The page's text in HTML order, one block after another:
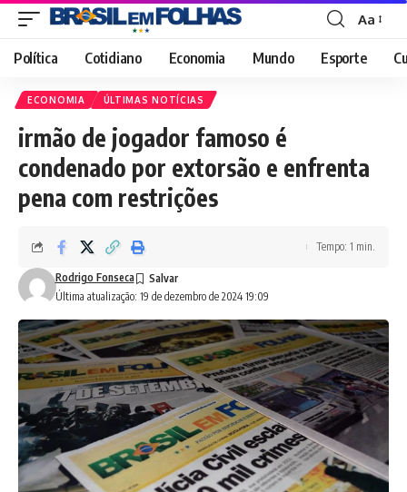
Font
Resizer
Aa
Política Cotidiano Economia Mundo Esporte
ECONOMIA ÚLTIMAS NOTÍCIAS
irmão de jogador famoso é
condenado por extorsão e enfrenta
pena com restrições
Última atualização: 19 de dezembro de 2024 19:09
Rodrigo Fonseca
Tempo: 1 min.